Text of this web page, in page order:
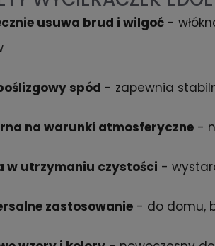
usuwa brud i wilgoć -
spód - zapewnia
na warunki atmosferyczne -
w utrzymaniu czystości -
zastosowanie - do domu,